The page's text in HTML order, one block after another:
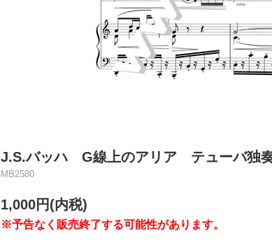
J.S.バッハ G線上のアリア テューバ独奏
MB2580
1,000円(内税)
※予告なく販売終了する可能性があります。